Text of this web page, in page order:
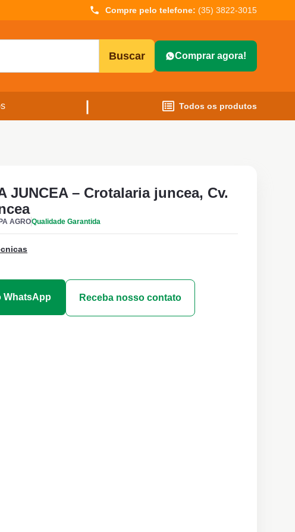
Compre pelo telefone: (35) 3822-3015
Buscar Comprar agora!
Todos os produtos
JUNCEA – Crotalaria juncea, Cv.
AGROQualidade Garantida
WhatsApp Receba nosso contato